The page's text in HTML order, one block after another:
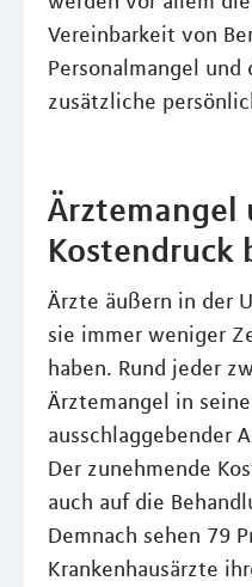
Vereinbarkeit von
Personalmangel
zusätzliche
Ärztemangel
Kostendruck
Ärzte äußern in der
sie immer weniger
haben. Rund jeder
Ärztemangel in
ausschlaggebender
Der zunehmende
auch auf die
Demnach sehen 79
Krankenhausärzte